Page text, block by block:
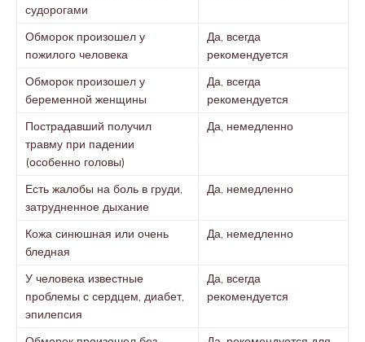
судорогами
Обморок произошел у
пожилого человека
Да, всегда
рекомендуется
Обморок произошел у
беременной женщины
Да, всегда
рекомендуется
Пострадавший получил
травму при падении
(особенно головы)
Да, немедленно
Есть жалобы на боль в груди,
затрудненное дыхание
Да, немедленно
Кожа синюшная или очень
бледная
Да, немедленно
У человека известные
проблемы с сердцем, диабет,
эпилепсия
Да, всегда
рекомендуется